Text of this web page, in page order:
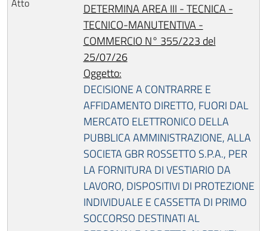
DETERMINA AREA III - TECNICA -
TECNICO-MANUTENTIVA -
COMMERCIO N° 355/223 del
25/07/26
Oggetto:
DECISIONE A CONTRARRE E
AFFIDAMENTO DIRETTO, FUORI DAL
MERCATO ELETTRONICO DELLA
PUBBLICA AMMINISTRAZIONE, ALLA
SOCIETA GBR ROSSETTO S.P.A., PER
LA FORNITURA DI VESTIARIO DA
LAVORO, DISPOSITIVI DI PROTEZIONE
INDIVIDUALE E CASSETTA DI PRIMO
SOCCORSO DESTINATI AL